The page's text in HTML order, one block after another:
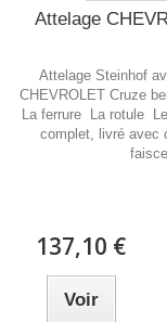
Attelage
Attelage Steinhof
CHEVROLET Cruze
La ferrure La rotule
complet, livré avec
137,10 €
Voir